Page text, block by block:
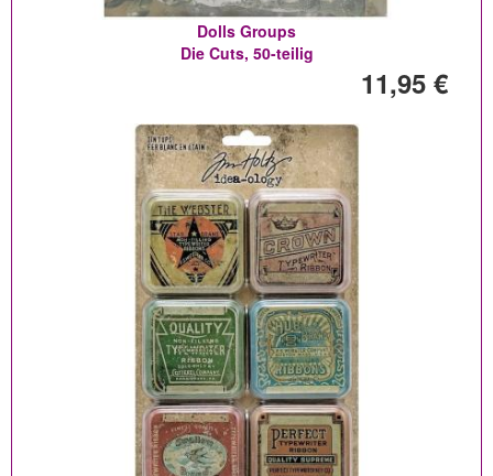
Dolls Groups
Die Cuts, 50-teilig
11,95 €